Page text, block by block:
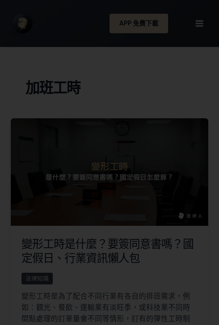
APP 免費下載
加班工時
變形工時是什麼？要簽同意書嗎？國
定假日、行業資訊懶人包
法律知識
變形工時是為了配合不同行業有各自的排班需求，例
如：觀光、餐飲、運輸業有淡旺季，或科技業不同時
間點處理的訂單量會不同等情形，訂有的彈性工時制